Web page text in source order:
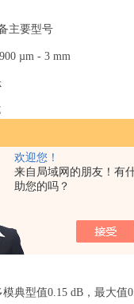
欢迎您！
来自局域网的朋友！有
助您的吗？
主要型号
µm - 3 mm
品介绍
µm - 3 mm
典型值0.15 dB，最大值